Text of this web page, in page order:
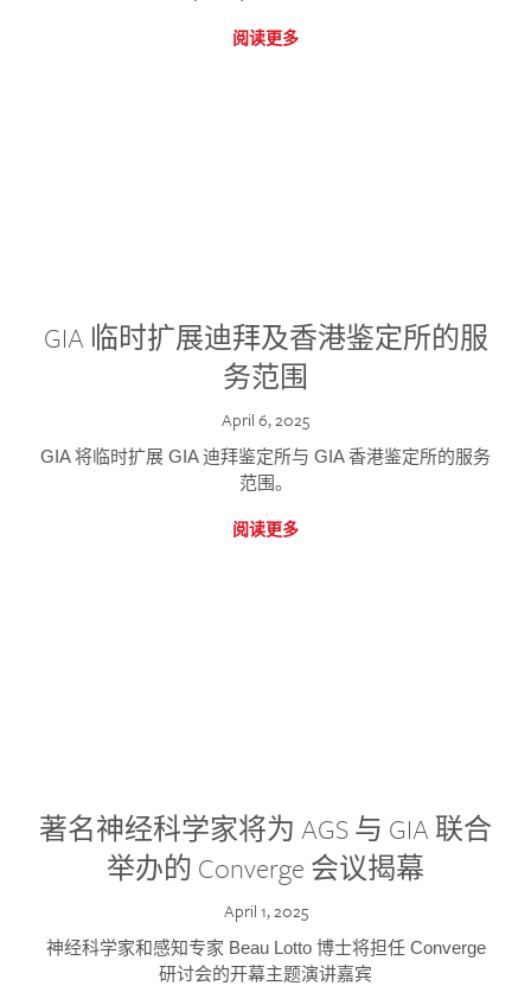
阅读更多
GIA 临时扩展迪拜及香港鉴定所的服
务范围
April 6, 2025
GIA 将临时扩展 GIA 迪拜鉴定所与 GIA 香港鉴定所的服务
范围。
阅读更多
著名神经科学家将为 AGS 与 GIA 联合
举办的 Converge 会议揭幕
April 1, 2025
神经科学家和感知专家 Beau Lotto 博士将担任 Converge
研讨会的开幕主题演讲嘉宾